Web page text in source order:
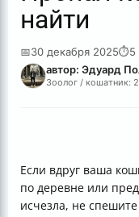
найти
📅30 декабря 2025⏱5
автор: Эдуард
Зоолог / кошатник:
Если вдруг ваша
по деревне или
исчезла, не